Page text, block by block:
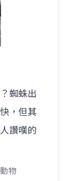
蜘蛛出
，但其
讚嘆的
物